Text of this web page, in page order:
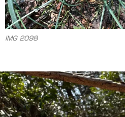
IMG 2098